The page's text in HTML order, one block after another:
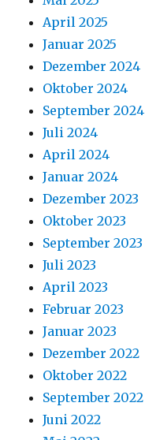
April 2025
Januar 2025
Dezember 2024
Oktober 2024
September 2024
Juli 2024
April 2024
Januar 2024
Dezember 2023
Oktober 2023
September 2023
Juli 2023
April 2023
Februar 2023
Januar 2023
Dezember 2022
Oktober 2022
September 2022
Juni 2022